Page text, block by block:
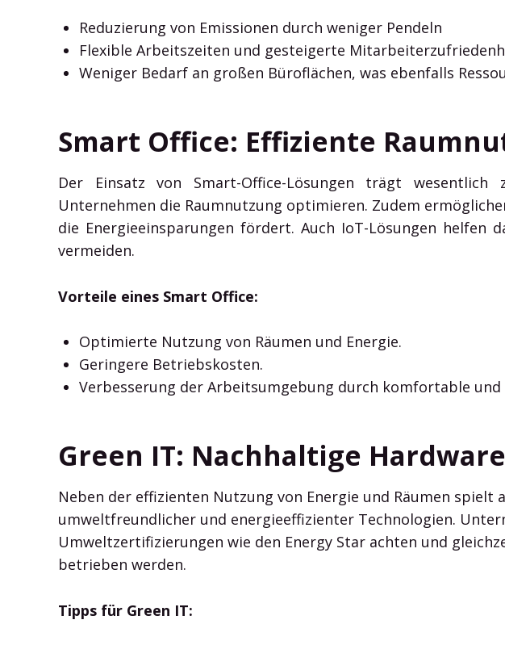
Reduzierung von Emissionen durch weniger Pendeln
Flexible Arbeitszeiten und gesteigerte
Weniger Bedarf an großen Büroflächen, was ebenfalls
Smart Office: Effiziente
Der Einsatz von Smart-Office-Lösungen trägt
Unternehmen die Raumnutzung optimieren. Zudem
die Energieeinsparungen fördert. Auch IoT-Lösungen helfen
vermeiden.
Vorteile eines Smart Office:
Optimierte Nutzung von Räumen und Energie.
Geringere Betriebskosten.
Verbesserung der Arbeitsumgebung durch komfortable
Green IT: Nachhaltige
Neben der effizienten Nutzung von Energie und Räumen spielt
umweltfreundlicher und energieeffizienter Technologien.
Umweltzertifizierungen wie den Energy Star achten und
betrieben werden.
Tipps für Green IT: